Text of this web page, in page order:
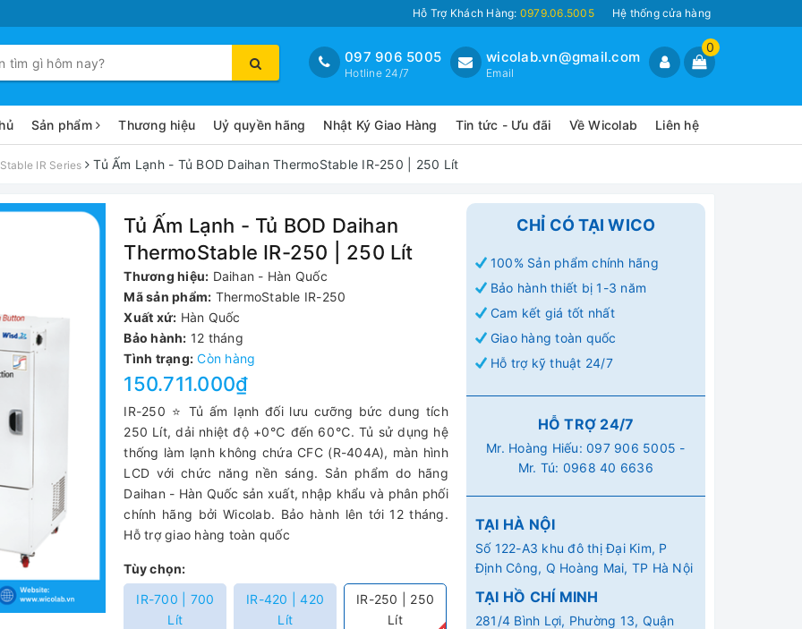
Hỗ Trợ Khách Hàng: 0979.06.5005 Hệ thống cửa hàng
0
wicolab.vn@gmail.com
Email
097 906 5005
Hotline 24/7
Sản phẩm Thương hiệu Uỷ quyền hãng Nhật Ký Giao Hàng Tin tức - Ưu đãi Về Wicolab Liên hệ
IR Series Tủ Ấm Lạnh - Tủ BOD Daihan ThermoStable IR-250 | 250 Lít
Tủ Ấm Lạnh - Tủ BOD Daihan
ThermoStable IR-250 | 250 Lít
Thương hiệu: Daihan - Hàn Quốc
Mã sản phẩm: ThermoStable IR-250
Xuất xứ: Hàn Quốc
Bảo hành: 12 tháng
Tình trạng: Còn hàng
150.711.000₫
IR-250 ⭐ Tủ ấm lạnh đối lưu cưỡng bức dung tích
250 Lít, dải nhiệt độ +0℃ đến 60℃. Tủ sử dụng hệ
thống làm lạnh không chứa CFC (R-404A), màn hình
LCD với chức năng nền sáng. Sản phẩm do hãng
Daihan - Hàn Quốc sản xuất, nhập khẩu và phân phối
chính hãng bởi Wicolab. Bảo hành lên tới 12 tháng.
Hỗ trợ giao hàng toàn quốc
Tùy chọn:
IR-700 | 700
Lít
IR-420 | 420
Lít
IR-250 | 250
Lít
CHỈ CÓ TẠI WICO
100% Sản phẩm chính hãng
Bảo hành thiết bị 1-3 năm
Cam kết giá tốt nhất
Giao hàng toàn quốc
Hỗ trợ kỹ thuật 24/7
HỖ TRỢ 24/7
Mr. Hoàng Hiếu:097 906 5005 -
Mr. Tú: 0968 40 6636
TẠI HÀ NỘI
Số 122-A3 khu đô thị Đại Kim, P
Định Công, Q Hoàng Mai, TP Hà Nội
TẠI HỒ CHÍ MINH
281/4 Bình Lợi, Phường 13, Quận